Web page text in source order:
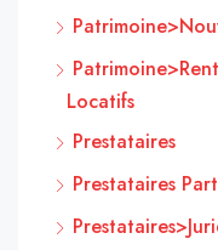
Locatifs
Prestataires
Prestataires